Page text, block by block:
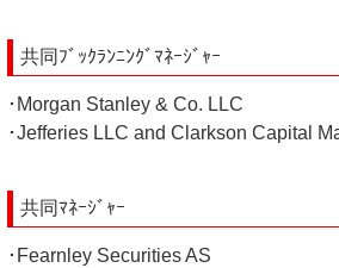
共同ﾌﾞｯｸﾗﾝﾆﾝｸﾞﾏﾈｰｼﾞｬｰ
･Morgan Stanley & Co. LLC
･Jefferies LLC and Clarkson Capital
共同ﾏﾈｰｼﾞｬｰ
･Fearnley Securities AS